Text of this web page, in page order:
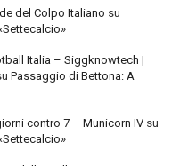
del Colpo Italiano su
Italia – Siggknowtech |
Passaggio di Bettona: A
contro 7 – Municorn IV su